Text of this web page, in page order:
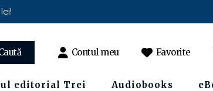
Contul meu Favorite
editorial Trei Audiobooks